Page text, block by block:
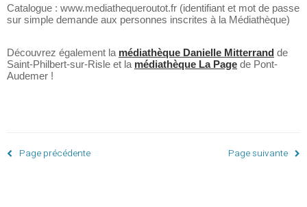
Catalogue : www.mediathequeroutot.fr (identifiant et mot de passe
sur simple demande aux personnes inscrites à la Médiathèque)
Découvrez également la médiathèque Danielle Mitterrand de
Saint-Philbert-sur-Risle et la médiathèque La Page de Pont-
Audemer !
Page précédente Page suivante